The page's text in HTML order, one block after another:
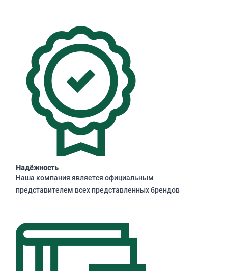
Надёжность
Наша компания является официальным
представителем всех представленных брендов